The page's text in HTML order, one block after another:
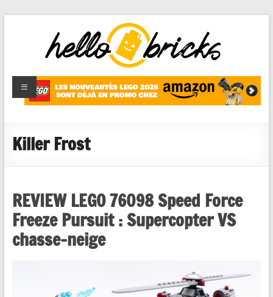
HelloBricks
Blog LEGO,
nouveaut�s
reviews
Killer Frost
REVIEW LEGO 76098 Speed Force
Freeze Pursuit : Supercopter VS
chasse-neige